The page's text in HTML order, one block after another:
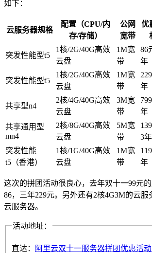
如下：
云服务器规格
配置（CPU/内
存/存储）
公网
宽带
优
突发性能型t5
1核/2G/40G高效
云盘
1M宽
带
86
年
突发性能型t5
1核/2G/40G高效
云盘
1M宽
带
年
共享型n4
2核/4G/40G高效
云盘
3M宽
带
年
共享通用型
mn4
2核/8G/40G高效
云盘
5M宽
带
3年
突发性能
t5（香港）
1核/1G/40G高效
云盘
1M宽
带
年
这次的拼团活动很良心，去年双十一99元
86，三年229元。另外还有2核4G3M的云服
云服务器。
活动地址：
直达： 阿里云双十一服务器拼团优惠活动